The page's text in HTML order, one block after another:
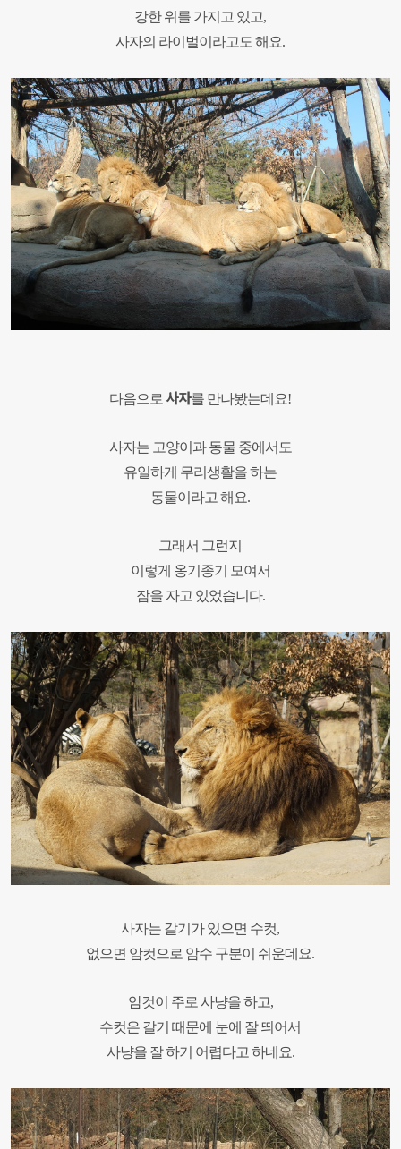
강한 위를 가지고 있고,
사자의 라이벌이라고도 해요.
다음으로 사자를 만나봤는데요!
사자는 고양이과 동물 중에서도
유일하게 무리생활을 하는
동물이라고 해요.
그래서 그런지
이렇게 옹기종기 모여서
잠을 자고 있었습니다.
사자는 갈기가 있으면 수컷,
없으면 암컷으로 암수 구분이 쉬운데요.
암컷이 주로 사냥을 하고,
수컷은 갈기 때문에 눈에 잘 띄어서
사냥을 잘 하기 어렵다고 하네요.